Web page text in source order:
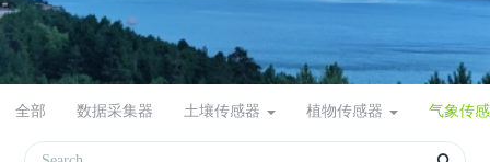
全部 数据采集器 土壤传感器 植物传感器 气象传